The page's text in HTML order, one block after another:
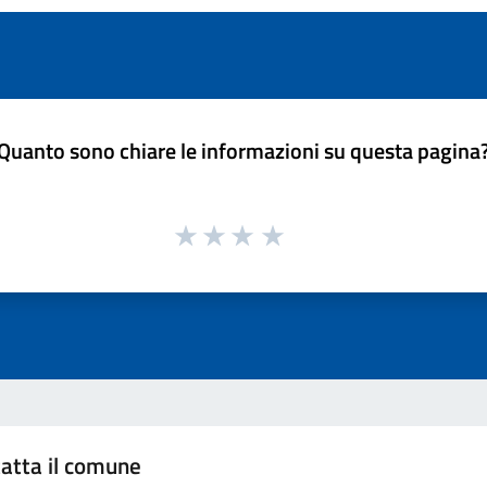
sono chiare le informazioni su questa
il comune